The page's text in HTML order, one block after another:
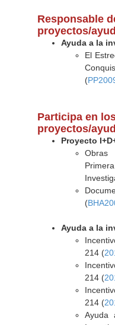
Responsable
proyectos/
Ayuda a la
El
(
Participa en
proyectos/
Proyecto
Obras
(
Ayuda a la
214 (
214 (
214 (
Ayuda